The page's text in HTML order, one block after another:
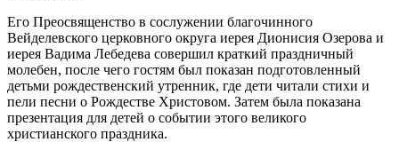
Его Преосвященство в сослужении благочинного
Вейделевского церковного округа иерея Дионисия Озерова и
иерея Вадима Лебедева совершил краткий праздничный
молебен, после чего гостям был показан подготовленный
детьми рождественский утренник, где дети читали стихи и
пели песни о Рождестве Христовом. Затем была показана
презентация для детей о событии этого великого
христианского праздника.